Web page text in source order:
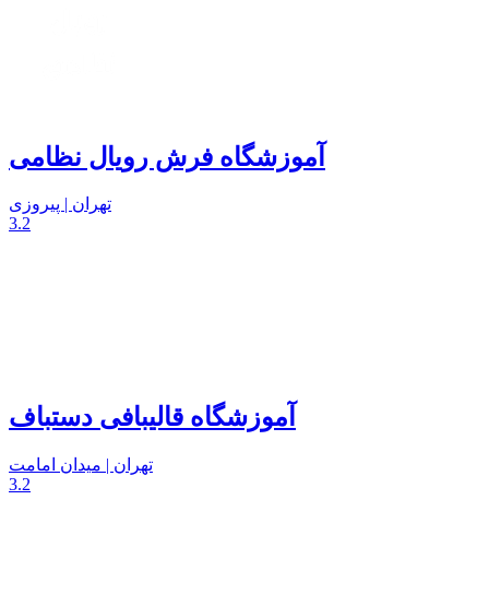
آموزشگاه فرش رویال نظامی
تهران | پیروزی
3.2
آموزشگاه قالیبافی دستباف
تهران | میدان امامت
3.2